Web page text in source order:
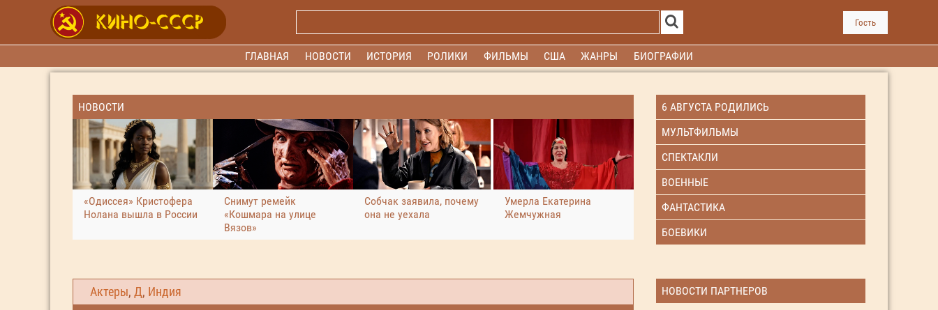
Гость
ГЛАВНАЯ НОВОСТИ ИСТОРИЯ РОЛИКИ ФИЛЬМЫ США ЖАНРЫ БИОГРАФИИ
НОВОСТИ
«Одиссея» Кристофера
Нолана вышла в России
Снимут ремейк
«Кошмара на улице
Вязов»
Собчак заявила, почему
она не уехала
Умерла Екатерина
Жемчужная
6 АВГУСТА РОДИЛИСЬ
МУЛЬТФИЛЬМЫ
СПЕКТАКЛИ
ВОЕННЫЕ
ФАНТАСТИКА
БОЕВИКИ
Актеры, Д, Индия НОВОСТИ ПАРТНЕРОВ